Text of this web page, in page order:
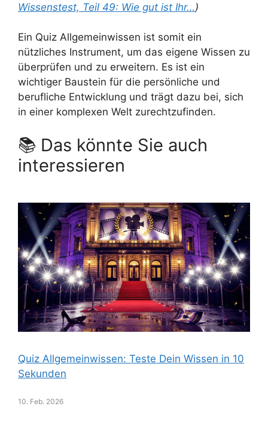
Wissenstest, Teil 49: Wie gut ist Ihr…)
Ein Quiz Allgemeinwissen ist somit ein
nützliches Instrument, um das eigene Wissen zu
überprüfen und zu erweitern. Es ist ein
wichtiger Baustein für die persönliche und
berufliche Entwicklung und trägt dazu bei, sich
in einer komplexen Welt zurechtzufinden.
📚 Das könnte Sie auch
interessieren
Quiz Allgemeinwissen: Teste Dein Wissen in 10
Sekunden
10. Feb. 2026